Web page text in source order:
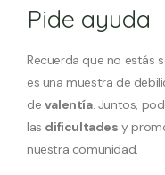
Pide ayuda
Recuerda que no estás
es una muestra de
de valentía. Juntos,
las dificultades y
nuestra comunidad.